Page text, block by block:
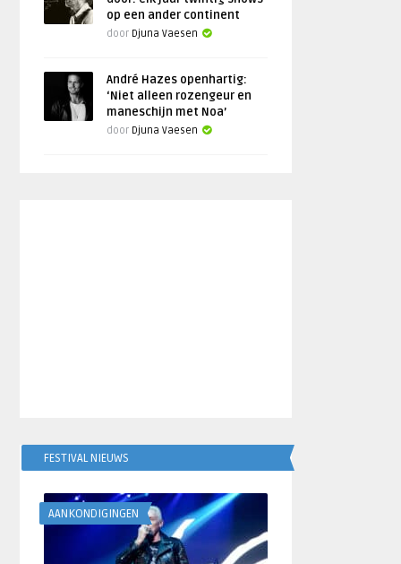
op een ander continent
door Djuna Vaesen
André Hazes openhartig:
‘Niet alleen rozengeur en
maneschijn met Noa’
door Djuna Vaesen
FESTIVAL NIEUWS
AANKONDIGINGEN